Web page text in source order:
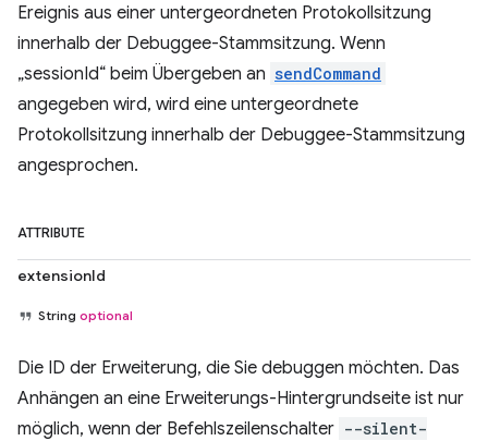
Ereignis aus einer untergeordneten Protokollsitzung
innerhalb der Debuggee-Stammsitzung. Wenn
„sessionId“ beim Übergeben an sendCommand
angegeben wird, wird eine untergeordnete
Protokollsitzung innerhalb der Debuggee-Stammsitzung
angesprochen.
ATTRIBUTE
extensionId
String optional
Die ID der Erweiterung, die Sie debuggen möchten. Das
Anhängen an eine Erweiterungs-Hintergrundseite ist nur
möglich, wenn der Befehlszeilenschalter --silent-